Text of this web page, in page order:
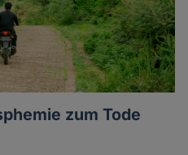
zum Tode